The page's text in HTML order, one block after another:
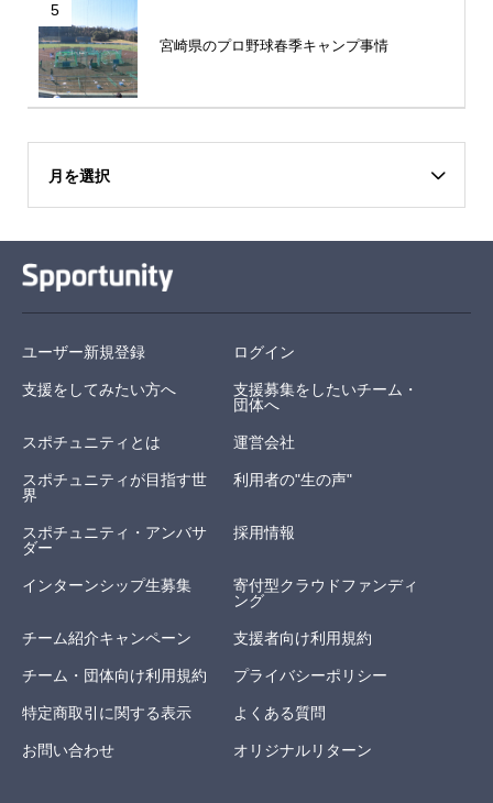
5
宮崎県のプロ野球春季キャンプ事情
月を選択
ユーザー新規登録 ログイン
支援をしてみたい方へ
支援募集をしたいチーム・
団体へ
スポチュニティとは 運営会社
スポチュニティが目指す世
界
利用者の"生の声"
スポチュニティ・アンバサ
ダー
採用情報
インターンシップ生募集
寄付型クラウドファンディ
ング
チーム紹介キャンペーン 支援者向け利用規約
チーム・団体向け利用規約 プライバシーポリシー
特定商取引に関する表示 よくある質問
お問い合わせ オリジナルリターン